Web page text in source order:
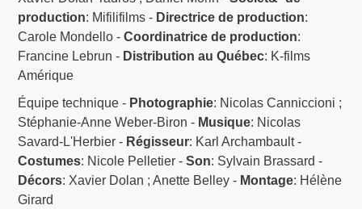
production: Mifilifilms - Directrice de production:
Carole Mondello -Coordinatrice de production:
Francine Lebrun - Distribution au Québec: K-films
Amérique
Équipe technique - Photographie: Nicolas Canniccioni ;
Stéphanie-Anne Weber-Biron - Musique: Nicolas
Savard-L'Herbier - Régisseur: Karl Archambault -
Costumes: Nicole Pelletier -Son: Sylvain Brassard -
Décors: Xavier Dolan ; Anette Belley - Montage: Hélène
Girard